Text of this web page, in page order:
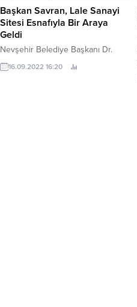
Başkan Savran, Lale Sanayi
Sitesi Esnafıyla Bir Araya
Geldi
Nevşehir Belediye Başkanı Dr.
16.09.2022 16:20